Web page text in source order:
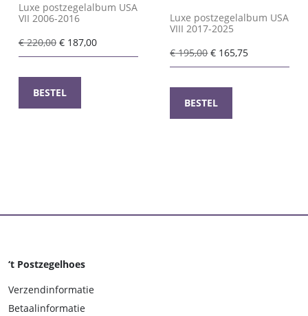
Luxe postzegelalbum USA
VII 2006-2016
€220,00 Oorspronkelijke
prijs
€ 220,00.
€ 187,00Huidige
prijs
BESTEL
Luxe postzegelalbum USA
VIII 2017-2025
€195,00Oorspronkelijke
prijs
€ 195,00.
€ 165,75Huidige
prijs
BESTEL
‘t Postzegelhoes
Verzendinformatie
Betaalinformatie